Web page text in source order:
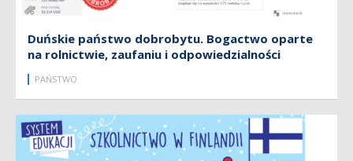
Duńskie państwo dobrobytu. Bogactwo oparte
na rolnictwie, zaufaniu i odpowiedzialności
PAŃSTWO